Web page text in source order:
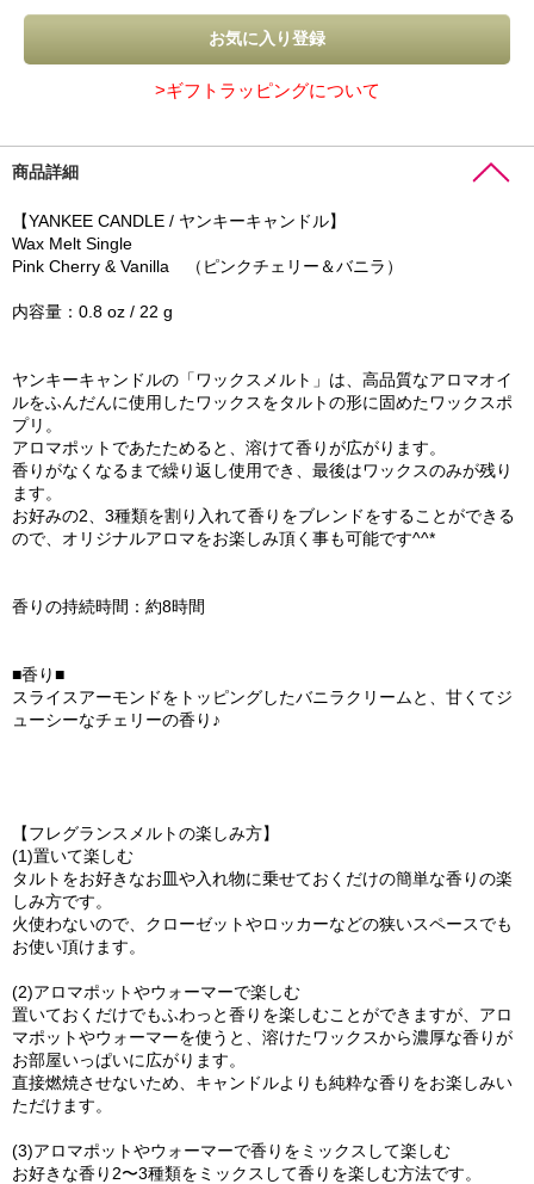
>ギフトラッピングについて
商品詳細
【YANKEE CANDLE / ヤンキーキャンドル】
Wax Melt Single
Pink Cherry & Vanilla （ピンクチェリー＆バニラ）
内容量：0.8 oz / 22 g
ヤンキーキャンドルの「ワックスメルト」は、高品質なアロマオイ
ルをふんだんに使用したワックスをタルトの形に固めたワックスポ
プリ。
アロマポットであたためると、溶けて香りが広がります。
香りがなくなるまで繰り返し使用でき、最後はワックスのみが残り
ます。
お好みの2、3種類を割り入れて香りをブレンドをすることができる
ので、オリジナルアロマをお楽しみ頂く事も可能です^^*
香りの持続時間：約8時間
■香り■
スライスアーモンドをトッピングしたバニラクリームと、甘くてジ
ューシーなチェリーの香り♪
【フレグランスメルトの楽しみ方】
(1)置いて楽しむ
タルトをお好きなお皿や入れ物に乗せておくだけの簡単な香りの楽
しみ方です。
火使わないので、クローゼットやロッカーなどの狭いスペースでも
お使い頂けます。
(2)アロマポットやウォーマーで楽しむ
置いておくだけでもふわっと香りを楽しむことができますが、アロ
マポットやウォーマーを使うと、溶けたワックスから濃厚な香りが
お部屋いっぱいに広がります。
直接燃焼させないため、キャンドルよりも純粋な香りをお楽しみい
ただけます。
(3)アロマポットやウォーマーで香りをミックスして楽しむ
お好きな香り2〜3種類をミックスして香りを楽しむ方法です。